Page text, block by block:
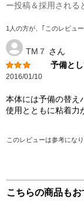
ー投稿＆採用される
1人の方が、｢このレビュ
TM７ さん
予備と
2016/01/10
本体には予備の替え
使用とともに粘着力
このレビューは参考にな
こちらの商品もお